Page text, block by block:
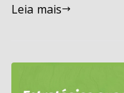
Leia mais